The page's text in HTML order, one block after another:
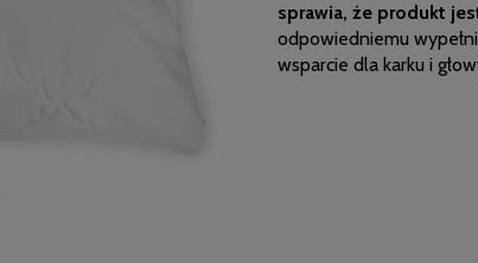
sprawia, że produkt
odpowiedniemu
wsparcie dla karku i